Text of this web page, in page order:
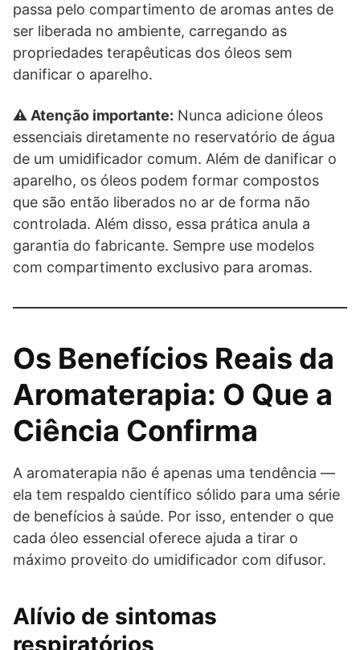
passa pelo compartimento de aromas antes de
ser liberada no ambiente, carregando as
propriedades terapêuticas dos óleos sem
danificar o aparelho.
⚠️ Atenção importante: Nunca adicione óleos
essenciais diretamente no reservatório de água
de um umidificador comum. Além de danificar o
aparelho, os óleos podem formar compostos
que são então liberados no ar de forma não
controlada. Além disso, essa prática anula a
garantia do fabricante. Sempre use modelos
com compartimento exclusivo para aromas.
Os Benefícios Reais da
Aromaterapia: O Que a
Ciência Confirma
A aromaterapia não é apenas uma tendência —
ela tem respaldo científico sólido para uma série
de benefícios à saúde. Por isso, entender o que
cada óleo essencial oferece ajuda a tirar o
máximo proveito do umidificador com difusor.
Alívio de sintomas
respiratórios